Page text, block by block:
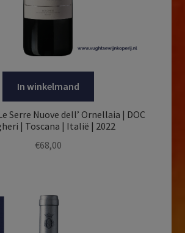
In winkelmand
Serre Nuove dell’ Ornellaia | DOC
| Toscana | Italië | 2022
€68,00